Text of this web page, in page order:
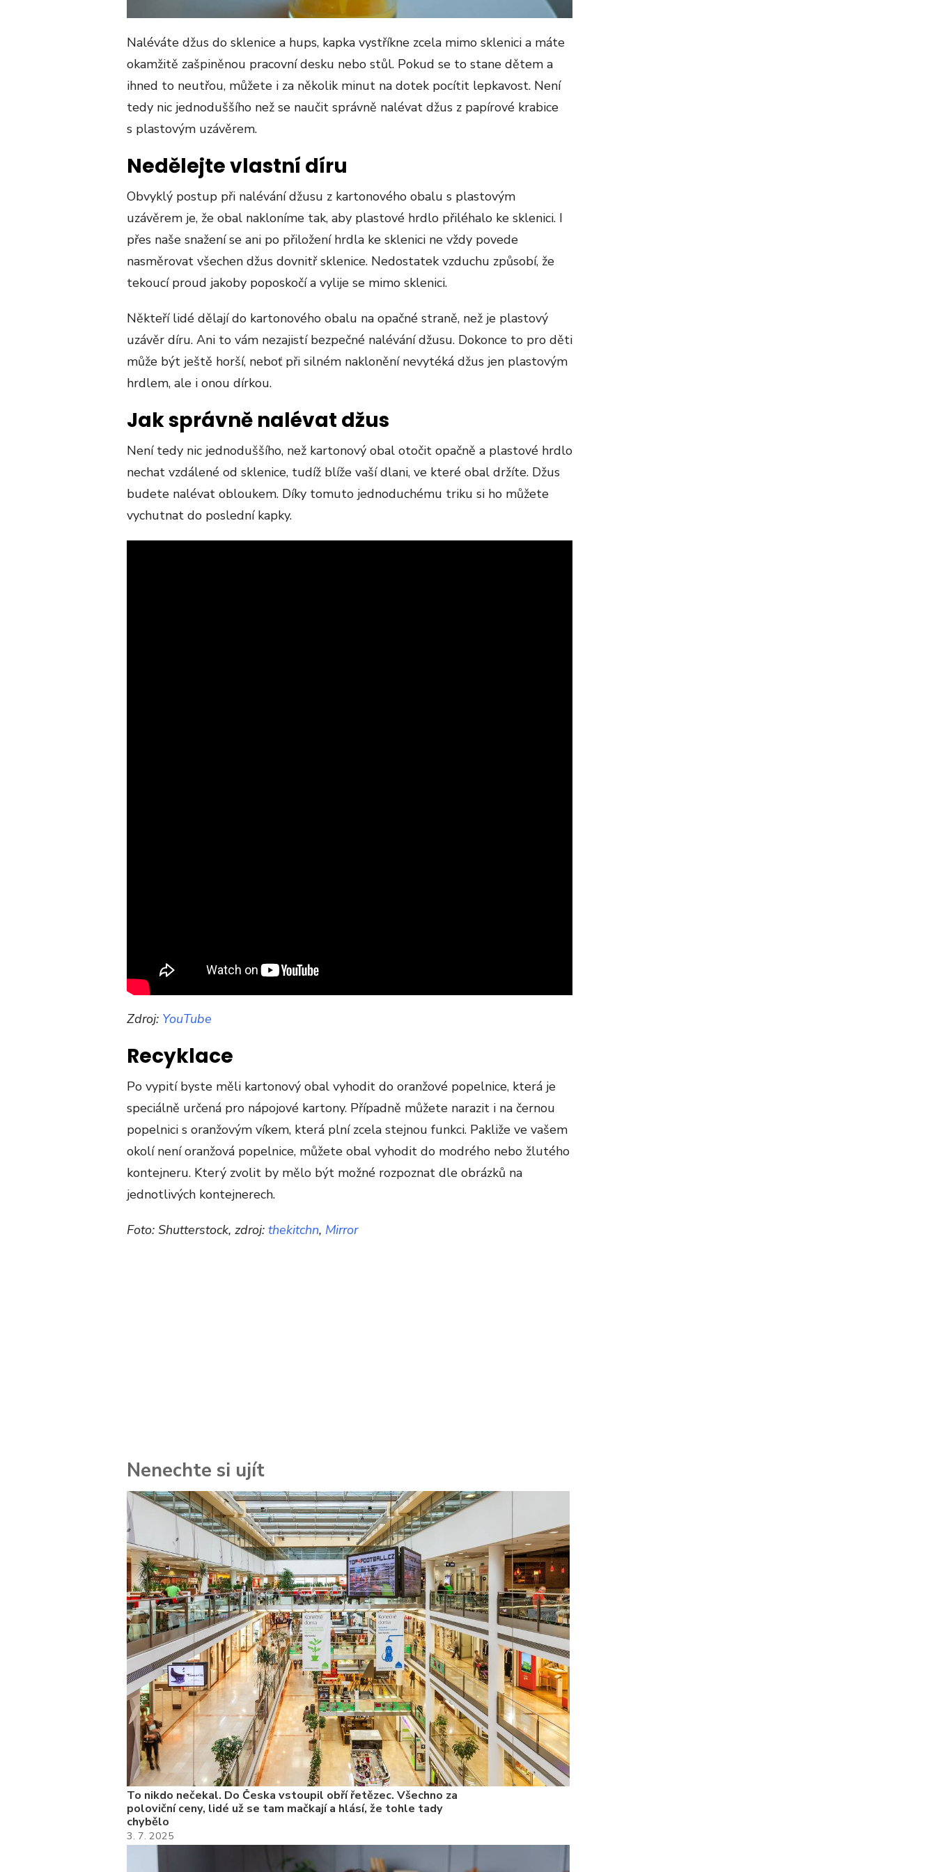
Naléváte džus do sklenice a hups, kapka vystříkne zcela mimo sklenici a máte
okamžitě zašpiněnou pracovní desku nebo stůl. Pokud se to stane dětem a
ihned to neutřou, můžete i za několik minut na dotek pocítit lepkavost. Není
tedy nic jednoduššího než se naučit správně nalévat džus z papírové krabice
s plastovým uzávěrem.
Nedělejte vlastní díru
Obvyklý postup při nalévání džusu z kartonového obalu s plastovým
uzávěrem je, že obal nakloníme tak, aby plastové hrdlo přiléhalo ke sklenici. I
přes naše snažení se ani po přiložení hrdla ke sklenici ne vždy povede
nasměrovat všechen džus dovnitř sklenice. Nedostatek vzduchu způsobí, že
tekoucí proud jakoby poposkočí a vylije se mimo sklenici.
Někteří lidé dělají do kartonového obalu na opačné straně, než je plastový
uzávěr díru. Ani to vám nezajistí bezpečné nalévání džusu. Dokonce to pro děti
může být ještě horší, neboť při silném naklonění nevytéká džus jen plastovým
hrdlem, ale i onou dírkou.
Jak správně nalévat džus
Není tedy nic jednoduššího, než kartonový obal otočit opačně a plastové hrdlo
nechat vzdálené od sklenice, tudíž blíže vaší dlani, ve které obal držíte. Džus
budete nalévat obloukem. Díky tomuto jednoduchému triku si ho můžete
vychutnat do poslední kapky.
Zdroj: YouTube
Recyklace
Po vypití byste měli kartonový obal vyhodit do oranžové popelnice, která je
speciálně určená pro nápojové kartony. Případně můžete narazit i na černou
popelnici s oranžovým víkem, která plní zcela stejnou funkci. Pakliže ve vašem
okolí není oranžová popelnice, můžete obal vyhodit do modrého nebo žlutého
kontejneru. Který zvolit by mělo být možné rozpoznat dle obrázků na
jednotlivých kontejnerech.
Foto: Shutterstock, zdroj: thekitchn, Mirror
Nenechte si ujít
To nikdo nečekal. Do Česka vstoupil obří řetězec. Všechno za
poloviční ceny, lidé už se tam mačkají a hlásí, že tohle tady
chybělo
3. 7. 2025